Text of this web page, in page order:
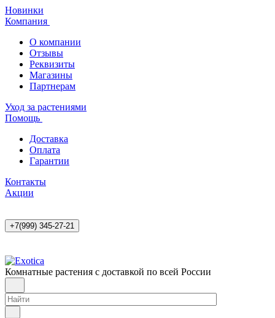
Новинки
Компания
О компании
Отзывы
Реквизиты
Магазины
Партнерам
Уход за растениями
Помощь
Доставка
Оплата
Гарантии
Контакты
Акции
+7(999) 345-27-21
Комнатные растения с доставкой по всей России